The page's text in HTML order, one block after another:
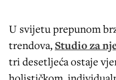
U svijetu prepunom
trendova, Studio za
tri desetljeća ostaje